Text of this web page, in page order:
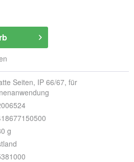
Seiten, IP 66/67, für
g